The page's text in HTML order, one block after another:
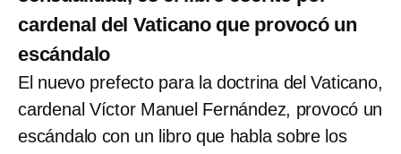
cardenal del Vaticano que provocó un
escándalo
El nuevo prefecto para la doctrina del Vaticano,
cardenal Víctor Manuel Fernández, provocó un
escándalo con un libro que habla sobre los